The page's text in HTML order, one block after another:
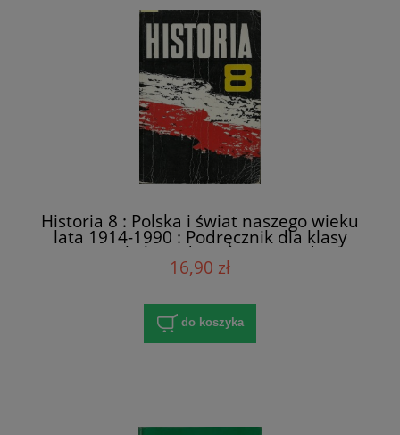
Historia 8 : Polska i świat naszego wieku
lata 1914-1990 : Podręcznik dla klasy
ósmej szkoły podstawowej / Andrzej
Leszek Szcześniak
16,90 zł
do koszyka